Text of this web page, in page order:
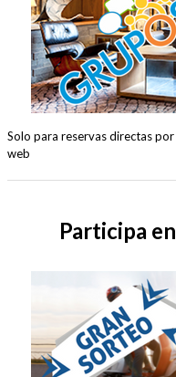
Solo para reservas directas
web
Participa